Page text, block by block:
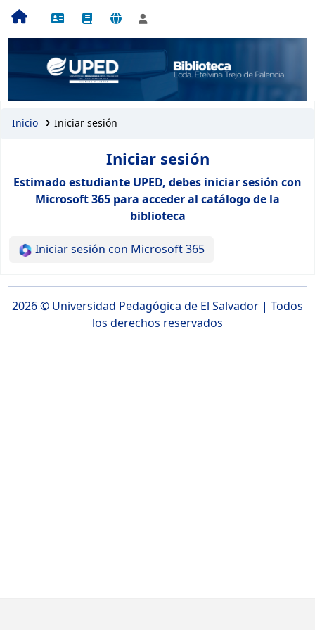
Inicio Iniciar sesión
Iniciar sesión
Estimado estudiante UPED, debes iniciar sesión con
Microsoft 365 para acceder al catálogo de la
biblioteca
Iniciar sesión con Microsoft 365
2026 © Universidad Pedagógica de El Salvador | Todos
los derechos reservados